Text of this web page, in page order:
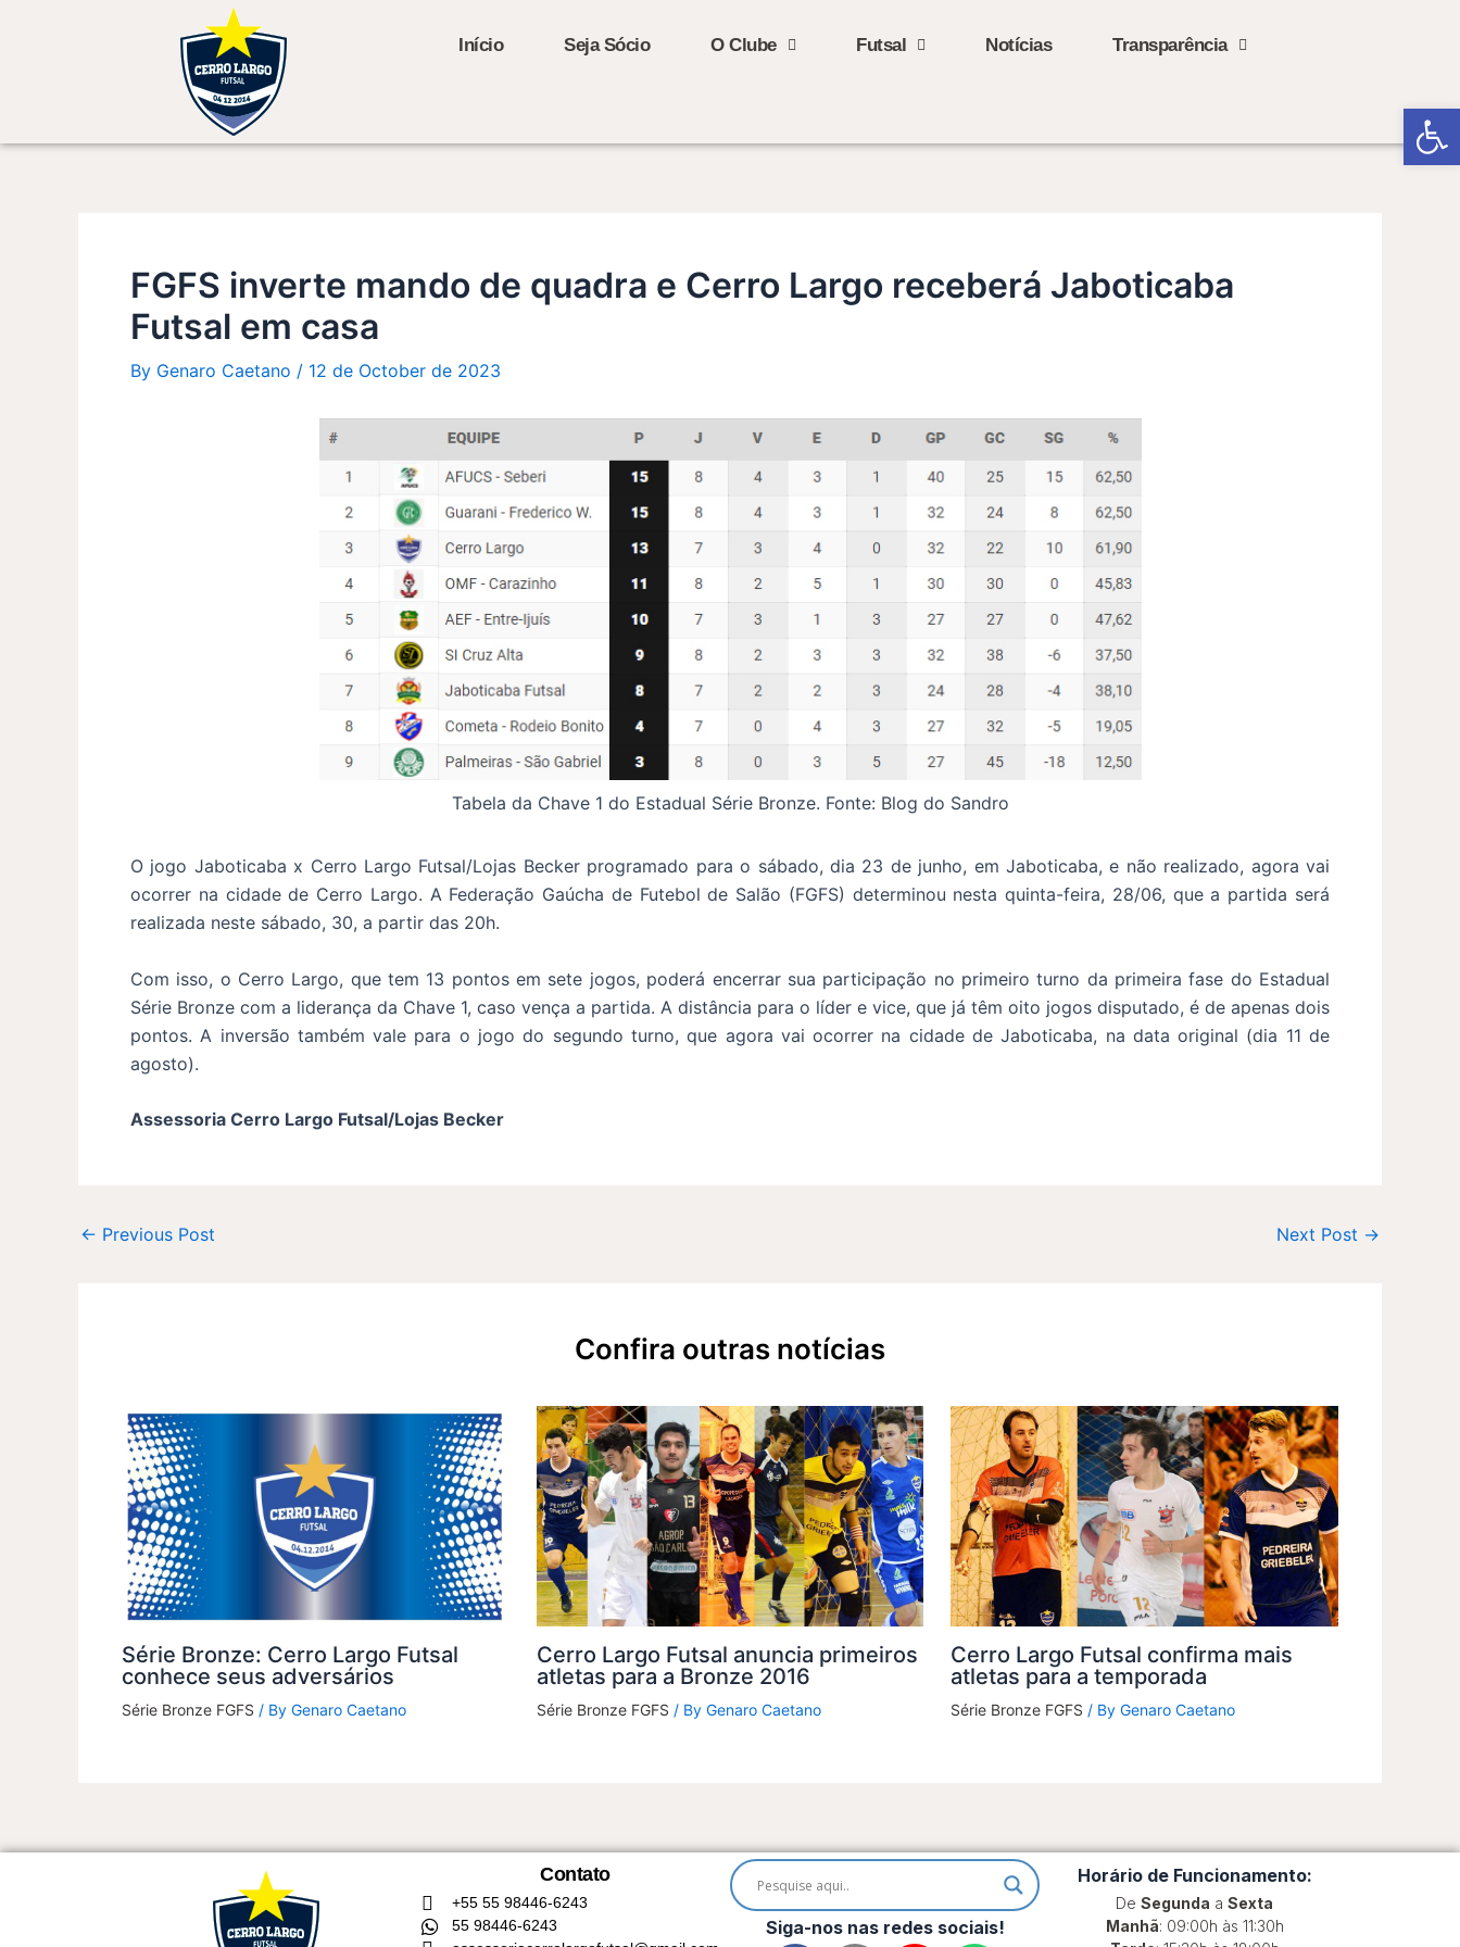
Início Seja Sócio O Clube Futsal Notícias Transparência
FGFS inverte mando de quadra e Cerro Largo receberá Jaboticaba
Futsal em casa
By Genaro Caetano / 12 de October de 2023
Tabela da Chave 1 do Estadual Série Bronze. Fonte: Blog do Sandro
O jogo Jaboticaba x Cerro Largo Futsal/Lojas Becker programado para o sábado, dia 23 de junho, em Jaboticaba, e não realizado, agora vai
ocorrer na cidade de Cerro Largo. A Federação Gaúcha de Futebol de Salão (FGFS) determinou nesta quinta-feira, 28/06, que a partida será
realizada neste sábado, 30, a partir das 20h.
Com isso, o Cerro Largo, que tem 13 pontos em sete jogos, poderá encerrar sua participação no primeiro turno da primeira fase do Estadual
Série Bronze com a liderança da Chave 1, caso vença a partida. A distância para o líder e vice, que já têm oito jogos disputado, é de apenas dois
pontos. A inversão também vale para o jogo do segundo turno, que agora vai ocorrer na cidade de Jaboticaba, na data original (dia 11 de
agosto).
Assessoria Cerro Largo Futsal/Lojas Becker
← Previous Post Next Post →
Confira outras notícias
Série Bronze: Cerro Largo Futsal
conhece seus adversários
Série Bronze FGFS / By Genaro Caetano
Cerro Largo Futsal anuncia primeiros
atletas para a Bronze 2016
Série Bronze FGFS / By Genaro Caetano
Cerro Largo Futsal confirma mais
atletas para a temporada
Série Bronze FGFS / ByGenaro Caetano
Contato
+55 55 98446-6243
55 98446-6243
Siga-nos nas redes sociais!
Horário de Funcionamento:
De Segunda a Sexta
Manhã: 09:00h às 11:30h